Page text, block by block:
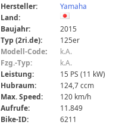
Hersteller:
Yamaha
Land:
Baujahr:
2015
Typ (2ri.de):
125er
Modell-Code:
k.A.
Fzg.-Typ:
k.A.
Leistung:
15 PS (11 kW)
Hubraum:
124,7 ccm
Max. Speed:
120 km/h
Aufrufe:
11.849
Bike-ID:
6211